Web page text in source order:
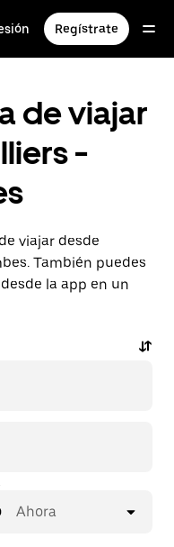
Regístrate
de viajar
-
viajar desde
También puedes
la app en un
Ahora